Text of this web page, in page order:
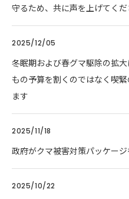
守るため、共に声を上げてくだ
2025/12/05
冬眠期および春グマ駆除の拡
もの予算を割くのではなく喫
ます
2025/11/18
政府がクマ被害対策パッケー
2025/10/22